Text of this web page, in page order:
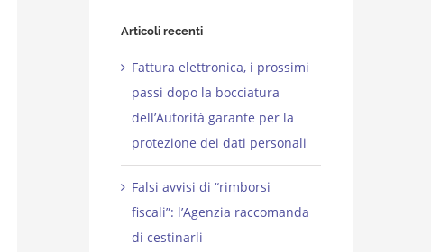
Articoli recenti
Fattura elettronica, i prossimi
passi dopo la bocciatura
dell’Autorità garante per la
protezione dei dati personali
Falsi avvisi di “rimborsi
fiscali”: l’Agenzia raccomanda
di cestinarli